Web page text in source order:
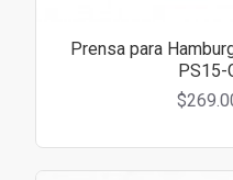
Prensa para
PS15-